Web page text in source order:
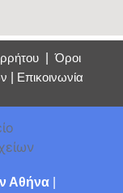
|Όροι
Επικοινωνία
Αθήνα